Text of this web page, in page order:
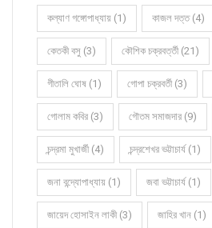
কল্যাণ গঙ্গোপাধ্যায় (1) কাজল দত্ত (4)
কেতকী বসু (3) কৌশিক চক্রবর্ত্তী (21)
গীতালি ঘোষ (1) গোপা চক্রবর্তী (3)
গোলাম কবির (3) গৌতম সমাজদার (9)
চন্দ্রমা মুখার্জী (4) চন্দ্রশেখর ভট্টাচার্য (1)
জনা বন্দ্যোপাধ্যায় (1) জবা ভট্টাচার্য (1)
জায়েদ হোসাইন লাকী (3) জাহির খান (1)